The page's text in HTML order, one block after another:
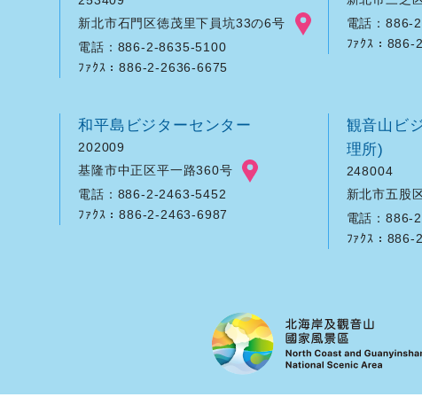
新北市石門区徳茂里下員坑33の6号
電話：886-2-8635-5100
ﾌｧｸｽ：886-2-2636-6675
電話：886-
ﾌｧｸｽ：886-
和平島ビジターセンター
202009
基隆市中正区平一路360号
電話：886-2-2463-5452
ﾌｧｸｽ：886-2-2463-6987
観音山ビ
理所)
248004
新北市五股
電話：886-
ﾌｧｸｽ：